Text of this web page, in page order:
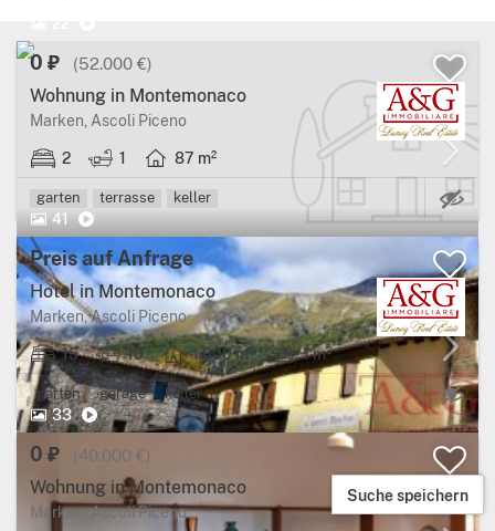
0 ₽ (52.000 €)
Wohnung in Montemonaco
Marken, Ascoli Piceno
2 1 87 m²
garten terrasse keller
41
Preis auf Anfrage
Hotel in Montemonaco
Marken, Ascoli Piceno
15 10 1.000 m² 1 m²
garten garage keller
33
0 ₽ (40.000 €)
Wohnung in Montemonaco
Marken, Ascoli Piceno
Suche speichern